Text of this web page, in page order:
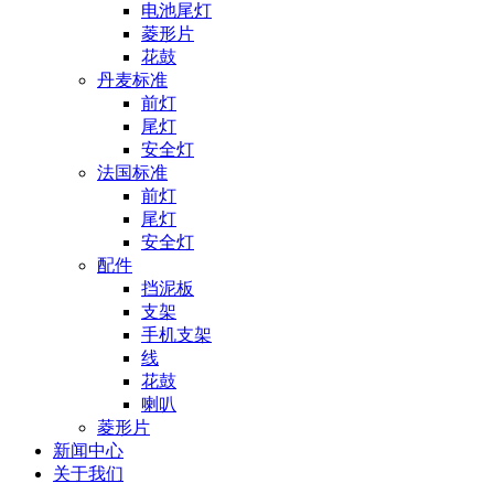
电池尾灯
菱形片
花鼓
丹麦标准
前灯
尾灯
安全灯
法国标准
前灯
尾灯
安全灯
配件
挡泥板
支架
手机支架
线
花鼓
喇叭
菱形片
新闻中心
关于我们